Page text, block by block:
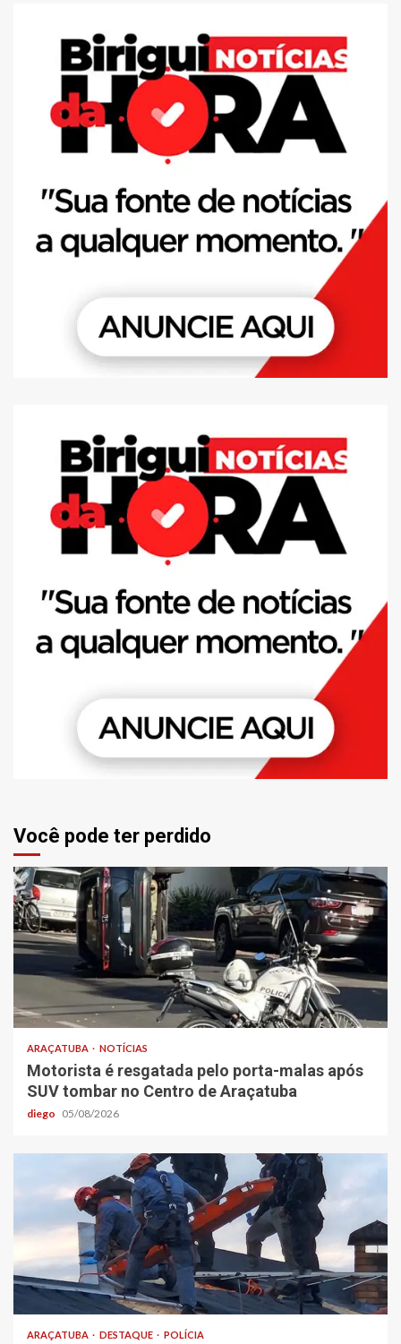
Você pode ter perdido
ARAÇATUBA NOTÍCIAS
Motorista é resgatada pelo porta-malas após
SUV tombar no Centro de Araçatuba
diego 05/08/2026
ARAÇATUBA DESTAQUE POLÍCIA